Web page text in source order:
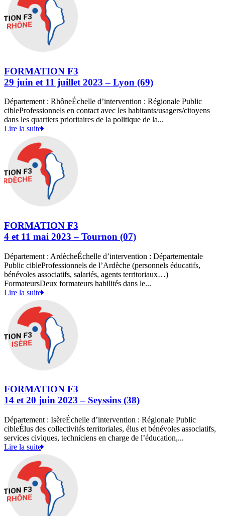
FORMATION F3
29 juin et 11 juillet 2023 – Lyon (69)
Département : RhôneÉchelle d’intervention : Régionale Public
cibleProfessionnels en contact avec les habitants/usagers/citoyens
dans les quartiers prioritaires de la politique de la...
Lire la suite
FORMATION F3
4 et 11 mai 2023 – Tournon (07)
Département : ArdècheÉchelle d’intervention : Départementale
Public cibleProfessionnels de l’Ardèche (personnels éducatifs,
bénévoles associatifs, salariés, agents territoriaux…)
FormateursDeux formateurs habilités dans le...
Lire la suite
FORMATION F3
14 et 20 juin 2023 – Seyssins (38)
Département : IsèreÉchelle d’intervention : Régionale Public
cibleÉlus des collectivités territoriales, élus et bénévoles associatifs,
services civiques, techniciens en charge de l’éducation,...
Lire la suite